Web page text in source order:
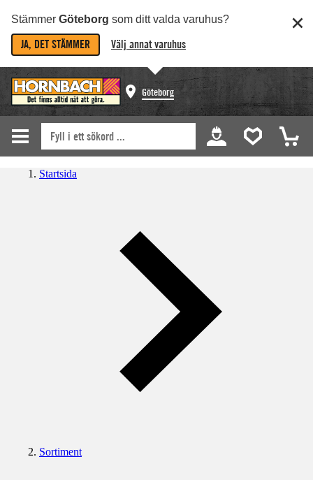
Stämmer Göteborg som ditt valda varuhus?
JA, DET STÄMMER Välj annat varuhus
Göteborg
Startsida
Sortiment